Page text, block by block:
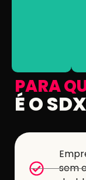
PARA
É O
sem